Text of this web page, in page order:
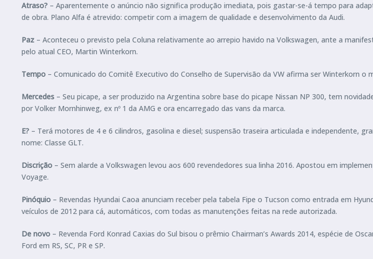
Atraso? – Aparentemente o anúncio não significa produção imediata, pois gastar-se-á tempo para
de obra. Plano Alfa é atrevido: competir com a imagem de qualidade e desenvolvimento da Audi.
Paz – Aconteceu o previsto pela Coluna relativamente ao arrepio havido na Volkswagen, ante a
pelo atual CEO, Martin Winterkorn.
Tempo – Comunicado do Comitê Executivo do Conselho de Supervisão da VW afirma ser Winterkorn o
Mercedes – Seu picape, a ser produzido na Argentina sobre base do picape Nissan NP 300, tem
por Volker Mornhinweg, ex nº 1 da AMG e ora encarregado das vans da marca.
E? – Terá motores de 4 e 6 cilindros, gasolina e diesel; suspensão traseira articulada e independente,
nome: Classe GLT.
Discrição – Sem alarde a Volkswagen levou aos 600 revendedores sua linha 2016. Apostou em
Voyage.
Pinóquio – Revendas Hyundai Caoa anunciam receber pela tabela Fipe o Tucson como entrada em
veículos de 2012 para cá, automáticos, com todas as manutenções feitas na rede autorizada.
De novo – Revenda Ford Konrad Caxias do Sul bisou o prêmio Chairman’s Awards 2014, espécie de
Ford em RS, SC, PR e SP.